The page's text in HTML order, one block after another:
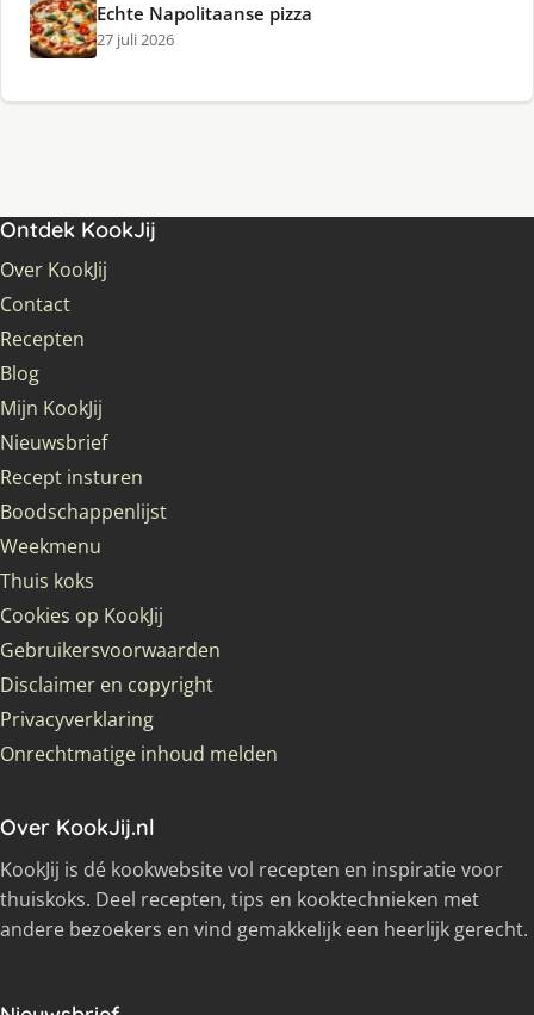
Echte Napolitaanse pizza
27 juli 2026
Ontdek KookJij
Over KookJij
Contact
Recepten
Blog
Mijn KookJij
Nieuwsbrief
Recept insturen
Boodschappenlijst
Weekmenu
Thuis koks
Cookies op KookJij
Gebruikersvoorwaarden
Disclaimer en copyright
Privacyverklaring
Onrechtmatige inhoud melden
Over KookJij.nl
KookJij is dé kookwebsite vol recepten en inspiratie voor
thuiskoks. Deel recepten, tips en kooktechnieken met
andere bezoekers en vind gemakkelijk een heerlijk gerecht.